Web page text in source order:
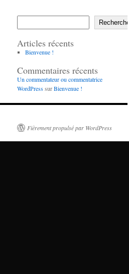
Rechercher
Articles récents
Bienvenue !
Commentaires récents
Un commentateur ou commentatrice
WordPresssurBienvenue !
Fièrement propulsé par WordPress